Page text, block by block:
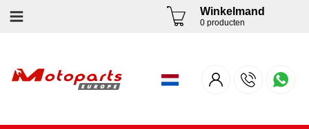
Winkelmand
0 producten